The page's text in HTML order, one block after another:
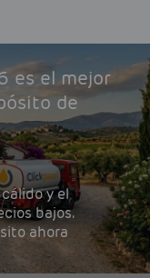
es el mejor
de
y el
bajos.
ahora